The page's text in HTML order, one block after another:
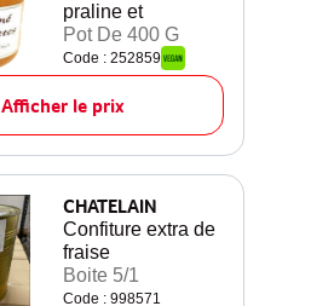
praline et
Pot De 400 G
Code : 252859
Afficher le prix
CHATELAIN
Confiture extra de
fraise
Boite 5/1
Code : 998571